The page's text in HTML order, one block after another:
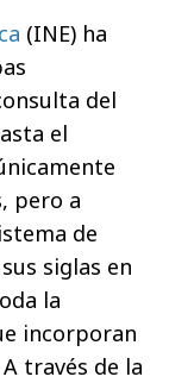
(INE) ha
del
el
pero a
de
siglas en
la
incorporan
través de la